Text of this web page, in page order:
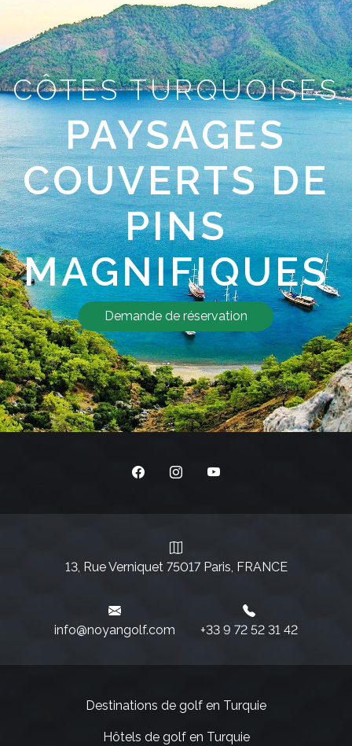
CÔTES TURQUOISES
PAYSAGES
COUVERTS DE
PINS
MAGNIFIQUES
Demande de réservation
13, Rue Verniquet 75017 Paris, FRANCE
info@noyangolf.com +33 9 72 52 31 42‬
Destinations de golf en Turquie
Hôtels de golf en Turquie